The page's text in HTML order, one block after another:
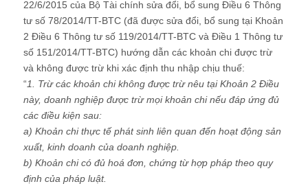
22/6/2015 của Bộ Tài chính sửa đổi, bổ sung Điều 6 Thông
tư số 78/2014/TT-BTC (đã được sửa đổi, bổ sung tại Khoản
2 Điều 6 Thông tư số 119/2014/TT-BTC và Điều 1 Thông tư
số 151/2014/TT-BTC) hướng dẫn các khoản chi được trừ
và không được trừ khi xác định thu nhập chịu thuế:
“1. Trừ các khoản chi không được trừ nêu tại Khoản 2 Điều
này, doanh nghiệp được trừ mọi khoản chi nếu đáp ứng đủ
các điều kiện sau:
a) Khoản chi thực tế phát sinh liên quan đến hoạt động sản
xuất, kinh doanh của doanh nghiệp.
b) Khoản chi có đủ hoá đơn, chứng từ hợp pháp theo quy
định của pháp luật.